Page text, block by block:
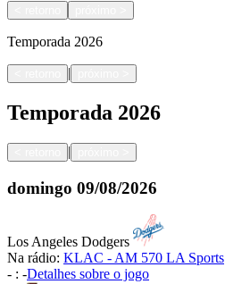
Temporada 2026
|
Temporada 2026
|
domingo 09/08/2026
Los Angeles Dodgers
Na rádio: KLAC - AM 570 LA Sports
- : -Detalhes sobre o jogo